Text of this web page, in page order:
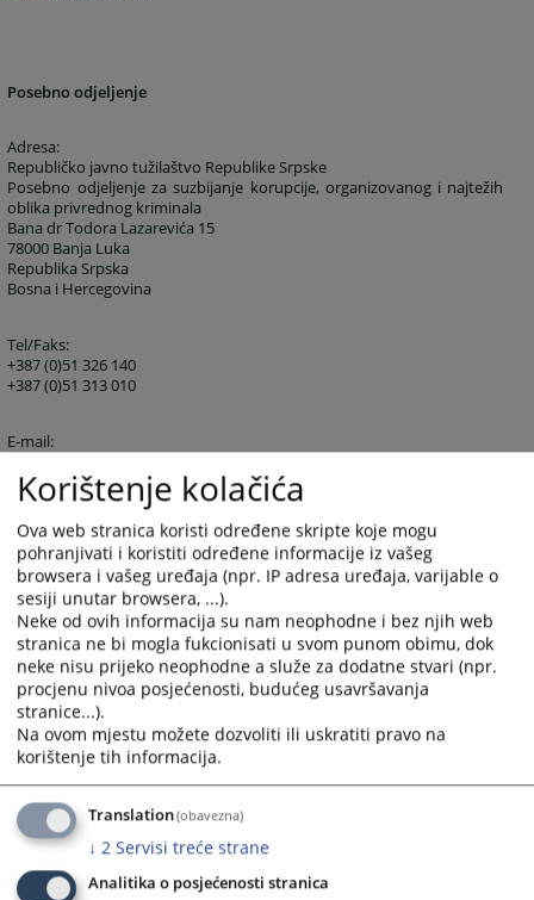
Posebno odjeljenje
Adresa:
Republičko javno tužilaštvo Republike Srpske
Posebno odjeljenje za suzbijanje korupcije, organizovanog i najtežih
oblika privrednog kriminala
Bana dr Todora Lazarevića 15
78000 Banja Luka
Republika Srpska
Bosna i Hercegovina
Tel/Faks:
+387 (0)51 326 140
+387 (0)51 313 010
E-mail:
Web:
https://rt-rs.pravosudje.ba
15124 PREGLEDA
Korištenje kolačića
Ova web stranica koristi određene skripte koje mogu
pohranjivati i koristiti određene informacije iz vašeg
browsera i vašeg uređaja (npr. IP adresa uređaja, varijable o
sesiji unutar browsera, ...).
Neke od ovih informacija su nam neophodne i bez njih web
stranica ne bi mogla fukcionisati u svom punom obimu, dok
neke nisu prijeko neophodne a služe za dodatne stvari (npr.
procjenu nivoa posjećenosti, budućeg usavršavanja
stranice...).
Na ovom mjestu možete dozvoliti ili uskratiti pravo na
korištenje tih informacija.
Translation(obavezna)
↓ 2 Servisi treće strane
Analitika o posjećenosti stranica